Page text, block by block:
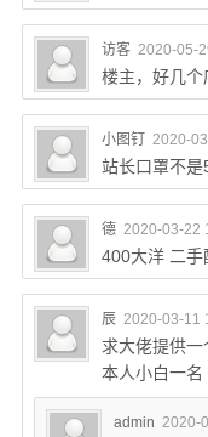
访客 2020-05-
楼主，好几个
小图钉 2020-
站长口罩不是
德 2020-03-22
400大洋 二
辰 2020-03-11
求大佬提供
本人小白一名
admin 2020-